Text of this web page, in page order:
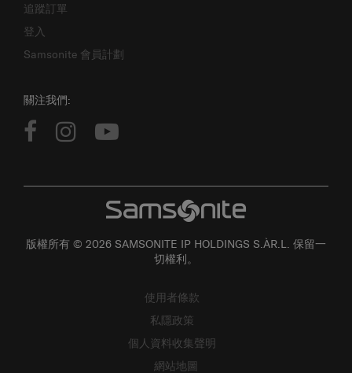
追蹤訂單
登入
Samsonite 會員計劃
關注我們:
版權所有 © 2026 SAMSONITE IP HOLDINGS S.ÀR.L. 保留一
切權利。
使用者條款
私隱政策
個人資料收集聲明
網站地圖